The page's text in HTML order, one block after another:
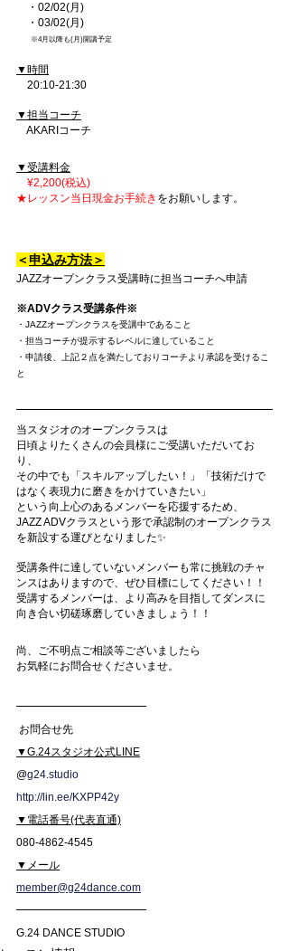
・02/02(月)
・03/02(月)
※4月以降も(月)開講予定
▼時間
20:10-21:30
▼担当コーチ
AKARIコーチ
▼受講料金
¥2,200(税込)
★レッスン当日現金お手続き をお願いします。
＜申込み方法＞
JAZZオープンクラス受講時に担当コーチへ申請
※ADVクラス受講条件※
・JAZZオープンクラスを受講中であること
・担当コーチが提示するレベルに達していること
・申請後、上記２点を満たしておりコーチより承認を受けるこ
と
当スタジオのオープンクラスは
日頃よりたくさんの会員様にご受講いただいてお
り、
その中でも「スキルアップしたい！」「技術だけで
はなく表現力に磨きをかけていきたい」
という向上心のあるメンバーを応援するため、
JAZZ ADVクラスという形で承認制のオープンクラス
を新設する運びとなりました✨
受講条件に達していないメンバーも常に挑戦のチャ
ンスはありますので、ぜひ目標にしてください！！
受講するメンバーは、より高みを目指してダンスに
向き合い切磋琢磨していきましょう！！
尚、ご不明点ご相談等ございましたら
お気軽にお問合せくださいませ。
━━━━━━━━━━━━
お問合せ先
▼G.24スタジオ公式LINE
@g24.studio
http://lin.ee/KXPP42y
▼電話番号(代表直通)
080-4862-4545
▼メール
member@g24dance.com
━━━━━━━━━━━━
G.24 DANCE STUDIO